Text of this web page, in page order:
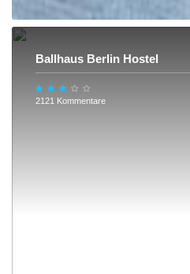
Ballhaus Berlin Hostel
2121 Kommentare